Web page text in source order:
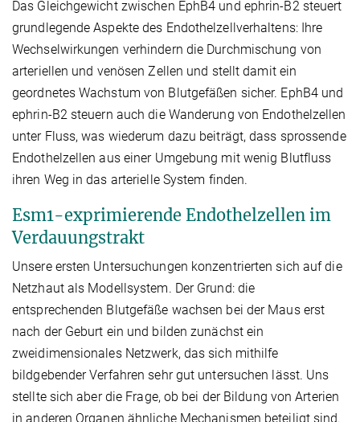
Das Gleichgewicht zwischen EphB4 und ephrin-B2 steuert
grundlegende Aspekte des Endothelzellverhaltens: Ihre
Wechselwirkungen verhindern die Durchmischung von
arteriellen und venösen Zellen und stellt damit ein
geordnetes Wachstum von Blutgefäßen sicher. EphB4 und
ephrin-B2 steuern auch die Wanderung von Endothelzellen
unter Fluss, was wiederum dazu beiträgt, dass sprossende
Endothelzellen aus einer Umgebung mit wenig Blutfluss
ihren Weg in das arterielle System finden.
Esm1-exprimierende Endothelzellen im
Verdauungstrakt
Unsere ersten Untersuchungen konzentrierten sich auf die
Netzhaut als Modellsystem. Der Grund: die
entsprechenden Blutgefäße wachsen bei der Maus erst
nach der Geburt ein und bilden zunächst ein
zweidimensionales Netzwerk, das sich mithilfe
bildgebender Verfahren sehr gut untersuchen lässt. Uns
stellte sich aber die Frage, ob bei der Bildung von Arterien
in anderen Organen ähnliche Mechanismen beteiligt sind.